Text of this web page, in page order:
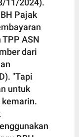
11/2024).
Pajak
ASN
dari
"Tapi
untuk